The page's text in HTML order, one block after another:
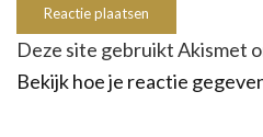
Deze site gebruikt Akismet
Bekijk hoe je reactie